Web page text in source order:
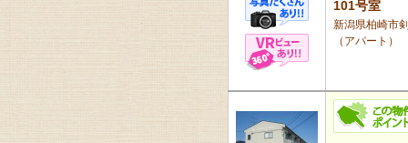
101号室
新潟県柏崎市
（アパート）